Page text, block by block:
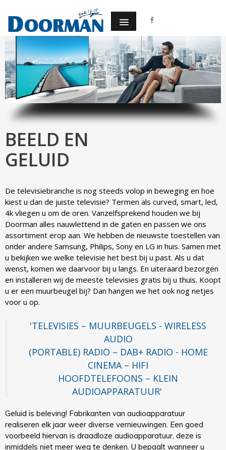
BEELD EN
GELUID
De televisiebranche is nog steeds volop in beweging en hoe
kiest u dan de juiste televisie? Termen als curved, smart, led,
4k vliegen u om de oren. Vanzelfsprekend houden we bij
Doorman alles nauwlettend in de gaten en passen we ons
assortiment erop aan. We hebben de nieuwste toestellen van
onder andere Samsung, Philips, Sony en LG in huis. Samen met
u bekijken we welke televisie het best bij u past. Als u dat
wenst, komen we daarvoor bij u langs. En uiteraard bezorgen
en installeren wij de meeste televisies gratis bij u thuis. Koopt
u er een muurbeugel bij? Dan hangen we het ook nog netjes
voor u op.
'TELEVISIES – MUURBEUGELS - WIRELESS
AUDIO
(PORTABLE) RADIO – DAB+ RADIO - HOME
CINEMA – HIFI
HOOFDTELEFOONS – KLEIN
AUDIOAPPARATUUR'
Geluid is beleving! Fabrikanten van audioapparatuur
realiseren elk jaar weer diverse vernieuwingen. Een goed
voorbeeld hiervan is draadloze audioapparatuur, deze is
inmiddels niet meer weg te denken. U bepaalt wanneer u